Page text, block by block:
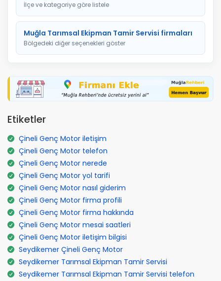
İlçe ve kategoriye göre listele
Muğla Tarımsal Ekipman Tamir Servisi firmaları
Bölgedeki diğer seçenekleri göster
Etiketler
Çineli Genç Motor iletişim
Çineli Genç Motor telefon
Çineli Genç Motor nerede
Çineli Genç Motor yol tarifi
Çineli Genç Motor nasıl giderim
Çineli Genç Motor firma profili
Çineli Genç Motor firma hakkında
Çineli Genç Motor mesai saatleri
Çineli Genç Motor iletişim bilgisi
Seydikemer Çineli Genç Motor
Seydikemer Tarımsal Ekipman Tamir Servisi
Seydikemer Tarımsal Ekipman Tamir Servisi telefon